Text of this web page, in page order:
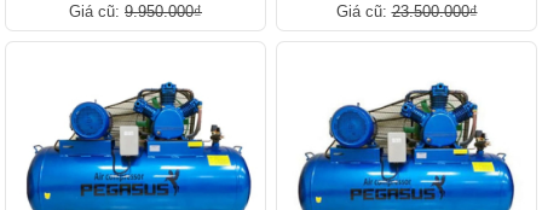
Giá cũ: 9.950.000₫ Giá cũ:23.500.000₫